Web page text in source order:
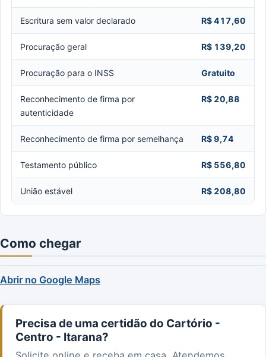
Escritura sem valor declarado R$ 417,60
Procuração geral R$ 139,20
Procuração para o INSS Gratuito
Reconhecimento de firma por
autenticidade
R$ 20,88
Reconhecimento de firma por semelhança R$ 9,74
Testamento público R$ 556,80
União estável R$ 208,80
Como chegar
Abrir no Google Maps
Precisa de uma certidão do Cartório -
Centro - Itarana?